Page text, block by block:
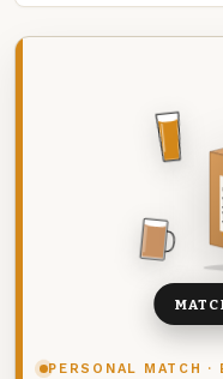
PERSONAL MATCH ·